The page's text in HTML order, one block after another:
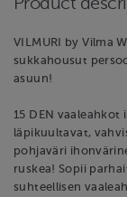
VILMURI by Vilma
sukkahousut
asuun!
15 DEN
läpikuultavat,
pohjaväri
ruskea! Sopii
suhteellisen